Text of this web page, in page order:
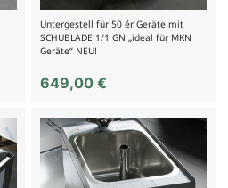
Untergestell für 50 ér Geräte mit
SCHUBLADE 1/1 GN „ideal für MKN
Geräte“ NEU!
649,00€